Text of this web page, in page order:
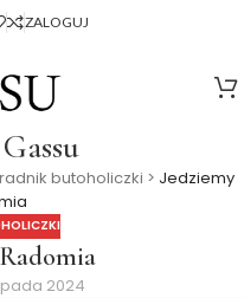
ZALOGUJ
butoholiczki > Jedziemy
2024